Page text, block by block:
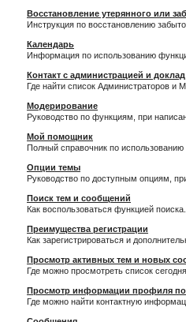
Восстановление утерянного или
Инструкция по восстановлению
Календарь
Информация по использованию
Контакт с администрацией и
Где найти список Администраторов и
Модерирование
Руководство по функциям, при
Мой помощник
Полный справочник по
Опции темы
Руководство по доступным опциям,
Поиск тем и сообщений
Как воспользоваться функцией поиска.
Преимущества регистрации
Как зарегистрироваться и
Просмотр активных тем и новых
Где можно просмотреть список
Просмотр информации профиля
Где можно найти контактную